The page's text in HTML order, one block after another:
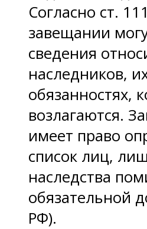
Согласно ст.
завещании
сведения
наследников,
обязанностях,
возлагаются.
имеет право
список лиц,
наследства
обязательной
РФ).